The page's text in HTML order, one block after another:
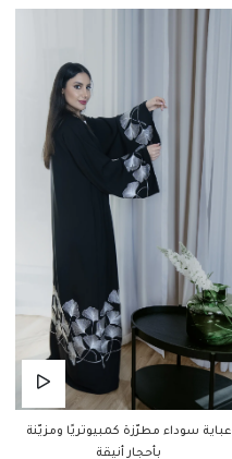
عباية سوداء مطرّزة كمبيوتريًا ومزيّنة
بأحجار أنيقة